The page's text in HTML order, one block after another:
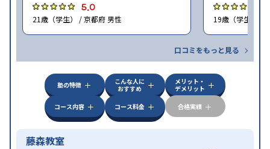
5.0
21歳（学生） / 京都府 男性 19歳（学生） /
口コミをもっと見る
塾の特徴
こんな人に
おすすめ
メリット・
デメリット
コース内容
コース料金 合格実績
藤森教室